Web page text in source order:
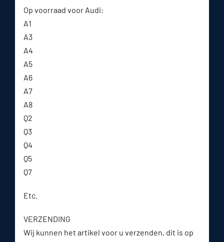
Op voorraad voor Audi:
A1
A3
A4
A5
A6
A7
A8
Q2
Q3
Q4
Q5
Q7
Etc.
VERZENDING
Wij kunnen het artikel voor u verzenden, dit is op